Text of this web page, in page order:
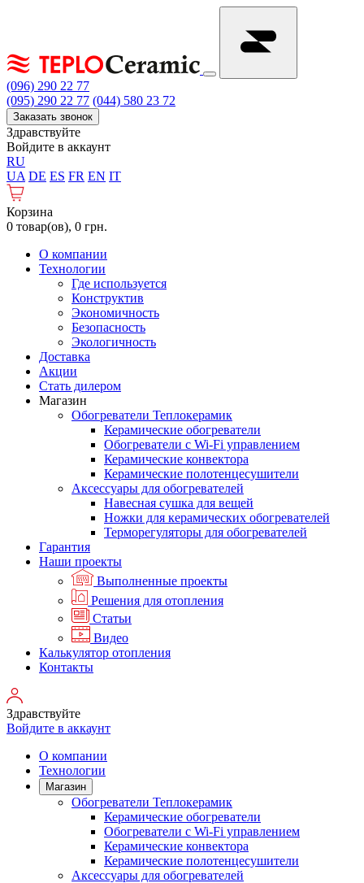
(096) 290 22 77
(095) 290 22 77 (044) 580 23 72
Заказать звонок
Здравствуйте
Войдите в аккаунт
RU
UA DE ES FR EN IT
Корзина
0 товар(ов), 0 грн.
О компании
Технологии
Где используется
Конструктив
Экономичность
Безопасность
Экологичность
Доставка
Акции
Стать дилером
Магазин
Обогреватели Теплокерамик
Керамические обогреватели
Обогреватели с Wi-Fi управлением
Керамические конвектора
Керамические полотенцесушители
Аксессуары для обогревателей
Навесная сушка для вещей
Ножки для керамических обогревателей
Терморегуляторы для обогревателей
Гарантия
Наши проекты
Выполненные проекты
Решения для отопления
Статьи
Видео
Калькулятор отопления
Контакты
Здравствуйте
Войдите в аккаунт
О компании
Технологии
Магазин
Обогреватели Теплокерамик
Керамические обогреватели
Обогреватели с Wi-Fi управлением
Керамические конвектора
Керамические полотенцесушители
Аксессуары для обогревателей